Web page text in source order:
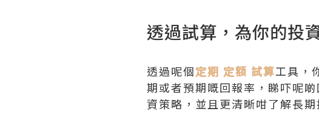
透過試算，為你的投
透過呢個定期 定額 試算工具，
期或者預期嘅回報率，睇吓呢
資策略，並且更清晰咁了解長期